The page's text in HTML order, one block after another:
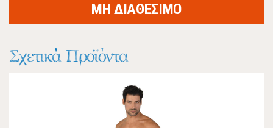
ΜΗ ΔΙΑΘΕΣΙΜΟ
Σχετικά Προϊόντα